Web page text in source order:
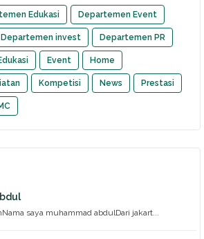
Edukasi Departemen Event
Departemen invest Departemen PR
Event Home
Kompetisi News Prestasi
saya muhammad abdulDari jakart...